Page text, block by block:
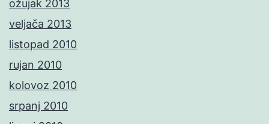
ožujak 2013
veljača 2013
listopad 2010
rujan 2010
kolovoz 2010
srpanj 2010